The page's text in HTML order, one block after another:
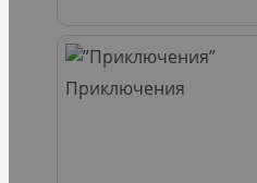
Приключения